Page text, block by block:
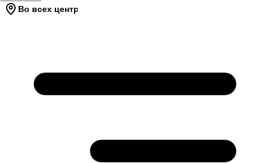
Во всех центрах